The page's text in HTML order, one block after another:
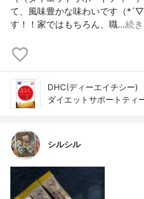
て、風味豊かな味わいです（
す！！家ではもちろん、職…続
DHC(ディーエイチシー)
ダイエットサポートティ
シルシル